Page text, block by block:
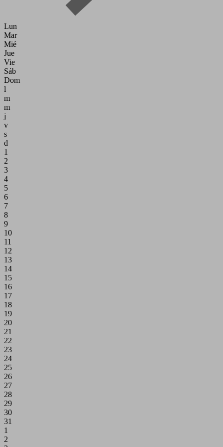
Lun
Mar
Mié
Jue
Vie
Sáb
Dom
l
m
m
j
v
s
d
1
2
3
4
5
6
7
8
9
10
11
12
13
14
15
16
17
18
19
20
21
22
23
24
25
26
27
28
29
30
31
1
2